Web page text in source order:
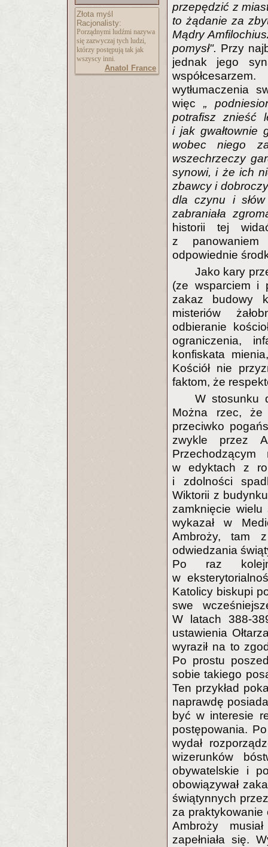
Złota myśl
Racjonalisty:
Porządnymi ludźmi nazywa
się zazwyczaj tych ludzi,
którzy postępują tak jak
wszyscy inni.
Anatol France
przepędzić z
to żądanie za
Mądry
pomysł". Przy
jednak jego
wytłumaczenia
więc „
potrafisz znieść
i jak gwałtownie
wobec niego
wszechrzeczy
synowi, i że ich
zbawcy i
dla czynu i
zabraniała
historii tej
z panowaniem
odpowiednie
Jako kary
(ze wsparciem i
zakaz budowy
misteriów
odbieranie
ograniczenia,
konfiskata
Kościół nie
faktom, że
W stosunku
Można rzec, że
przeciwko
zwykle przez
w edyktach z
i zdolności
Wiktorii z
zamknięcie
wykazał w
Ambroży, tam
odwiedzania
Po raz
w
Katolicy biskupi
swe
W latach 388-
ustawienia
wyraził na to
Po prostu
sobie takiego
Ten przykład
naprawdę
być w interesie
postępowania.
wydał
wizerunków
obywatelskie i
obowiązywał
świątynnych
za praktykowanie
Ambroży
zapełniała się.